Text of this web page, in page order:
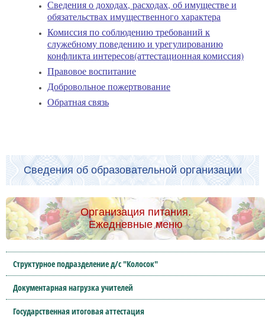
Сведения о доходах, расходах, об имуществе и
обязательствах имущественного характера
Комиссия по соблюдению требований к
служебному поведению и урегулированию
конфликта интересов(аттестационная комиссия)
Правовое воспитание
Добровольное пожертвование
Обратная связь
Сведения об образовательной организации
Организация питания.
Ежедневные меню
Структурное подразделение д/с "Колосок"
Документарная нагрузка учителей
Государственная итоговая аттестация